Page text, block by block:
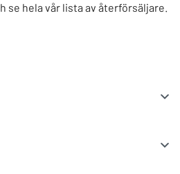
se hela vår lista av återförsäljare.